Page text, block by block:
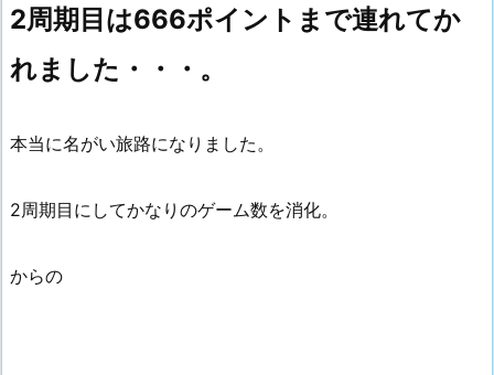
2周期目は666ポイントまで連れてか
れました・・・。
本当に名がい旅路になりました。
2周期目にしてかなりのゲーム数を消化。
からの